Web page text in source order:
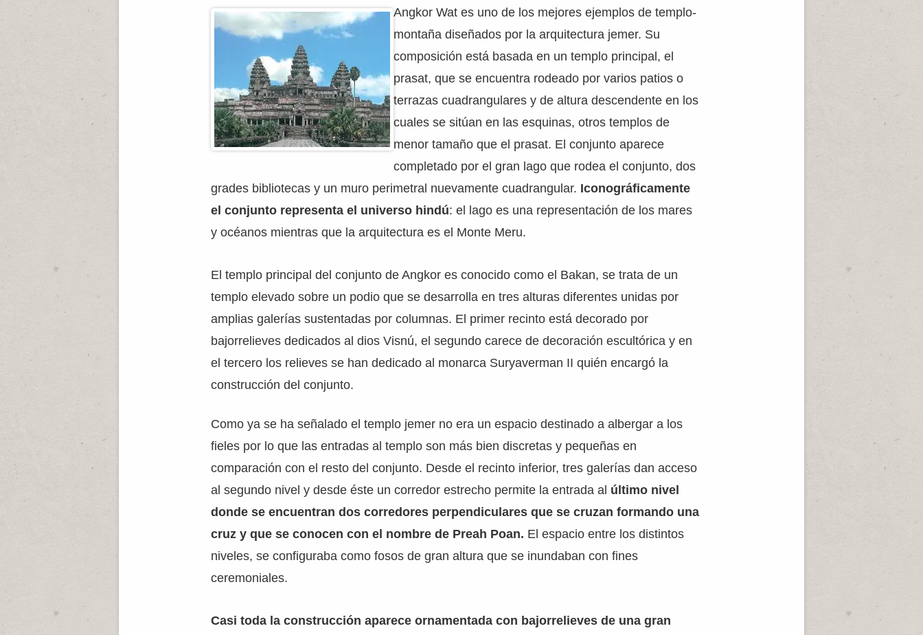
Angkor Wat es uno de los mejores ejemplos de templo-
montaña diseñados por la arquitectura jemer. Su
composición está basada en un templo principal, el
prasat, que se encuentra rodeado por varios patios o
terrazas cuadrangulares y de altura descendente en los
cuales se sitúan en las esquinas, otros templos de
menor tamaño que el prasat. El conjunto aparece
completado por el gran lago que rodea el conjunto, dos
grades bibliotecas y un muro perimetral nuevamente cuadrangular. Iconográficamente
el conjunto representa el universo hindú: el lago es una representación de los mares
y océanos mientras que la arquitectura es el Monte Meru.
El templo principal del conjunto de Angkor es conocido como el Bakan, se trata de un
templo elevado sobre un podio que se desarrolla en tres alturas diferentes unidas por
amplias galerías sustentadas por columnas. El primer recinto está decorado por
bajorrelieves dedicados al dios Visnú, el segundo carece de decoración escultórica y en
el tercero los relieves se han dedicado al monarca Suryaverman II quién encargó la
construcción del conjunto.
Como ya se ha señalado el templo jemer no era un espacio destinado a albergar a los
fieles por lo que las entradas al templo son más bien discretas y pequeñas en
comparación con el resto del conjunto. Desde el recinto inferior, tres galerías dan acceso
al segundo nivel y desde éste un corredor estrecho permite la entrada al último nivel
donde se encuentran dos corredores perpendiculares que se cruzan formando una
cruz y que se conocen con el nombre de Preah Poan. El espacio entre los distintos
niveles, se configuraba como fosos de gran altura que se inundaban con fines
ceremoniales.
Casi toda la construcción aparece ornamentada con bajorrelieves de una gran